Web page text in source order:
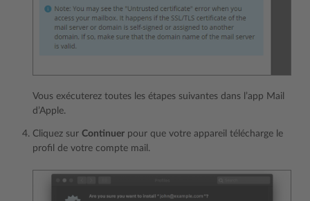
Vous exécuterez toutes les étapes suivantes dans l’app Mail
d’Apple.
Cliquez sur Continuer pour que votre appareil télécharge le
profil de votre compte mail.